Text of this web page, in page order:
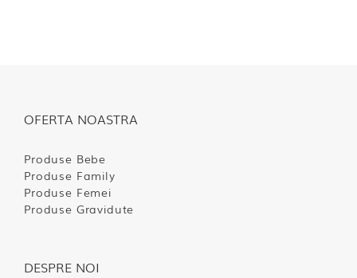
OFERTA NOASTRA
Produse Bebe
Produse Family
Produse Femei
Produse Gravidute
DESPRE NOI